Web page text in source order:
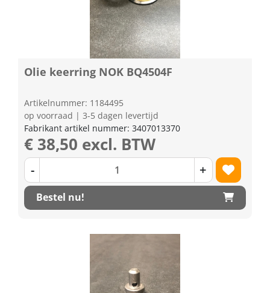
Olie keerring NOK BQ4504F
Artikelnummer: 1184495
op voorraad | 3-5 dagen levertijd
Fabrikant artikel nummer: 3407013370
€ 38,50 excl. BTW
- +
Bestel nu!